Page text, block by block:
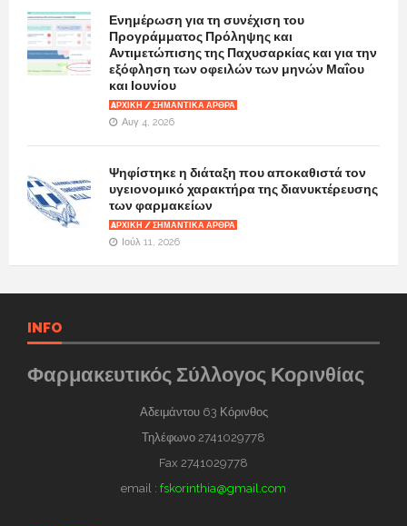
Ενημέρωση για τη συνέχιση του
Προγράμματος Πρόληψης και
Αντιμετώπισης της Παχυσαρκίας και για την
εξόφληση των οφειλών των μηνών Μαΐου
και Ιουνίου
AΡΧΙΚΉ / ΣΗΜΑΝΤΙΚΆ ΆΡΘΡΑ
Αυγ 4, 2026
Ψηφίστηκε η διάταξη που αποκαθιστά τον
υγειονομικό χαρακτήρα της διανυκτέρευσης
των φαρμακείων
AΡΧΙΚΉ / ΣΗΜΑΝΤΙΚΆ ΆΡΘΡΑ
Ιούλ 11, 2026
INFO
Φαρμακευτικός Σύλλογος Κορινθίας
Αδειμάντου 63 Κόρινθος
Τηλέφωνο 2741029778
Fax 2741029778
email : fskorinthia@gmail.com